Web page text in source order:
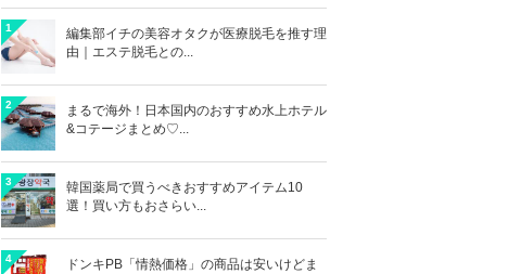
1
編集部イチの美容オタクが医療脱毛を推す理
由｜エステ脱毛との...
2
まるで海外！日本国内のおすすめ水上ホテル
&コテージまとめ♡...
3
韓国薬局で買うべきおすすめアイテム10
選！買い方もおさらい...
4
ドンキPB「情熱価格」の商品は安いけどま